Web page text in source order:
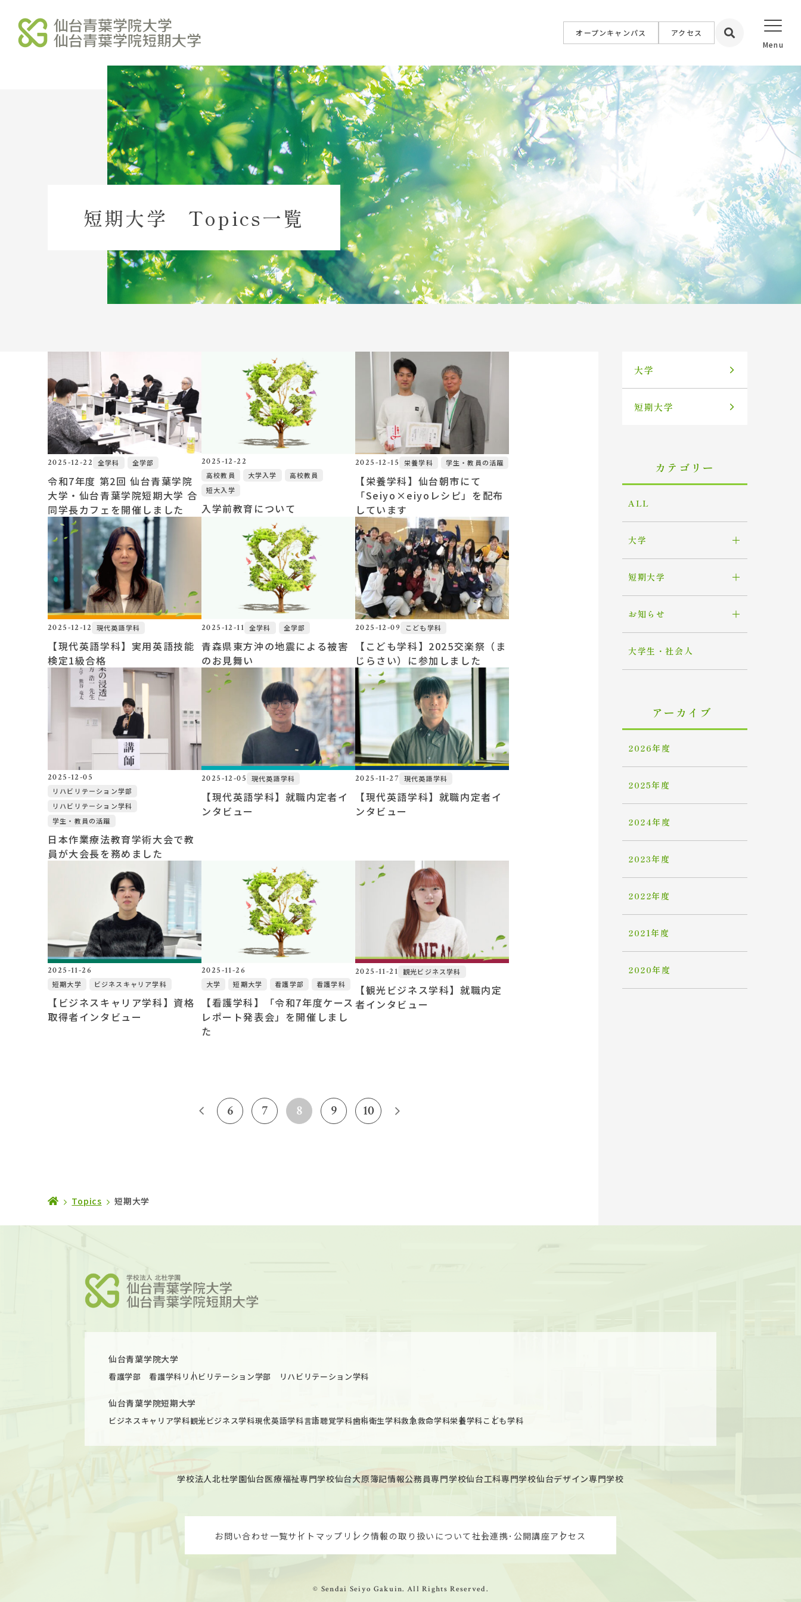
オープンキャンパス アクセス
オープンキャンパス アクセス
学校法人北杜学園
北杜学園 総合サイト
北杜学園 総合案内
北杜学園 諸規程
Topics
教職員募集
大学概要
大学概要
学長挨拶
学長エッセイ
情報公開
社会連携・公開講座
宮城県 高大連携事業
アクセス
サイトマップ
情報の取り扱いについて
北杜学園設置校
仙台青葉学院大学
仙台青葉学院短期大学
仙台医療福祉専門学校
仙台大原簿記情報公務員専門学校
仙台工科専門学校
仙台デザイン専門学校
短期大学 Topics一覧
2025-12-22 全学科 全学部
令和7年度 第2回 仙台青葉学院
大学・仙台青葉学院短期大学 合
同学長カフェを開催しました
2025-12-22
高校教員 大学入学
高校教員
短大入学
入学前教育について
2025-12-15 栄養学科 学生・教員の活躍
【栄養学科】仙台朝市にて
「Seiyo×eiyoレシピ」を配布
しています
2025-12-12 現代英語学科
【現代英語学科】実用英語技能
検定1級合格
2025-12-11 全学科 全学部
青森県東方沖の地震による被害
のお見舞い
2025-12-09 こども学科
【こども学科】2025交楽祭（ま
じらさい）に参加しました
2025-12-05
リハビリテーション学部
リハビリテーション学科
学生・教員の活躍
日本作業療法教育学術大会で教
員が大会長を務めました
2025-12-05 現代英語学科
【現代英語学科】就職内定者イ
ンタビュー
2025-11-27 現代英語学科
【現代英語学科】就職内定者イ
ンタビュー
2025-11-26
短期大学 ビジネスキャリア学科
【ビジネスキャリア学科】資格
取得者インタビュー
2025-11-26
大学 短期大学 看護学部 看護学科
【看護学科】「令和7年度ケース
レポート発表会」を開催しまし
た
2025-11-21 観光ビジネス学科
【観光ビジネス学科】就職内定
者インタビュー
6 7 8 9 10
Topics 短期大学
大学
短期大学
カテゴリー
ALL
大学
短期大学
お知らせ
大学生・社会人
アーカイブ
2026年度
2025年度
2024年度
2023年度
2022年度
2021年度
2020年度
仙台青葉学院大学
看護学部 看護学科リハビリテーション学部 リハビリテーション学科
仙台青葉学院短期大学
ビジネスキャリア学科観光ビジネス学科現代英語学科言語聴覚学科歯科衛生学科救急救命学科栄養学科こども学科
学校法人北杜学園仙台医療福祉専門学校仙台大原簿記情報公務員専門学校仙台工科専門学校仙台デザイン専門学校
お問い合わせ一覧サイトマップ リンク情報の取り扱いについて 社会連携･公開講座アクセス
© Sendai Seiyo Gakuin. All Rights Reserved.